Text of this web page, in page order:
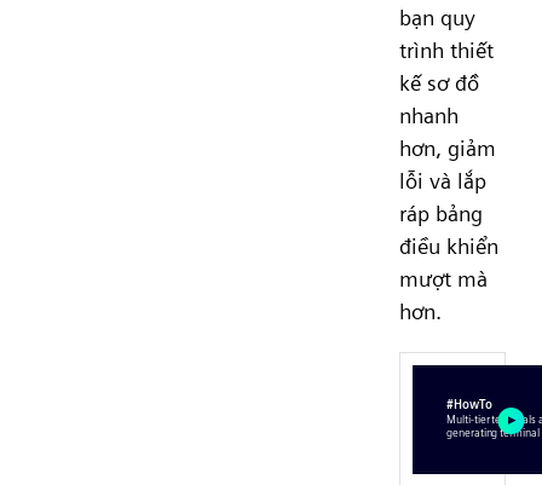
bạn quy
trình thiết
kế sơ đồ
nhanh
hơn, giảm
lỗi và lắp
ráp bảng
điều khiển
mượt mà
hơn.